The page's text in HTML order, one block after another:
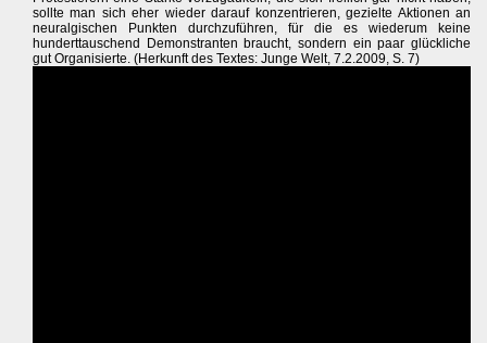
sollte man sich eher wieder darauf konzentrieren, gezielte Aktionen an
neuralgischen Punkten durchzuführen, für die es wiederum keine
hunderttauschend Demonstranten braucht, sondern ein paar glückliche
gut Organisierte. (Herkunft des Textes: Junge Welt, 7.2.2009, S. 7)